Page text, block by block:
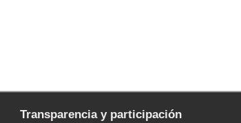
Transparencia y participación